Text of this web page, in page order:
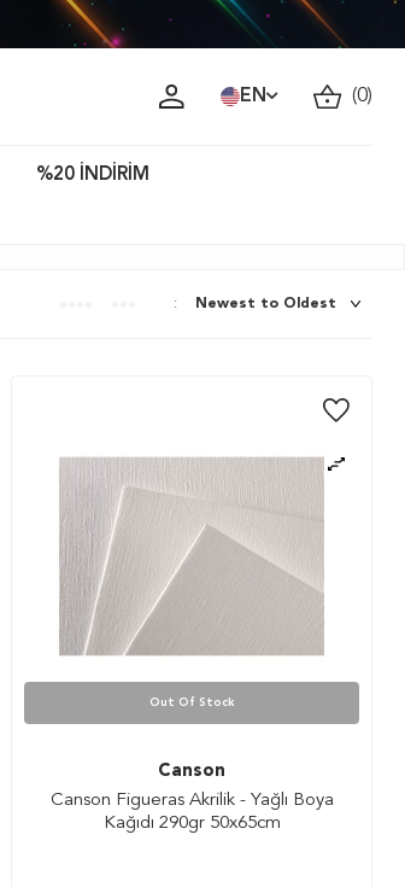
EN (0)
%20 İNDİRİM
:
Out Of Stock
Canson
Canson Figueras Akrilik - Yağlı Boya
Kağıdı 290gr 50x65cm